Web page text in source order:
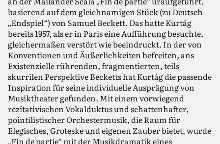
basierend auf dem gleichnamigen Stück (zu Deutsch
„Endspiel“) von Samuel Beckett. Das hatte Kurtág
bereits 1957, als er in Paris eine Aufführung besuchte,
gleichermaßen verstört wie beeindruckt. In der von
Konventionen und Äußerlichkeiten befreiten, ans
Existenzielle rührenden, fragmentierten, teils
skurrilen Perspektive Becketts hat Kurtág die passende
Inspiration für seine individuelle Ausprägung von
Musiktheater gefunden. Mit einem vorwiegend
rezitativischen Vokalduktus und schattenhafter,
pointilistischer Orchestermusik, die Raum für
Elegisches, Groteske und eigenen Zauber bietet, wurde
„Fin de partie“ mit der Musikdramatik eines